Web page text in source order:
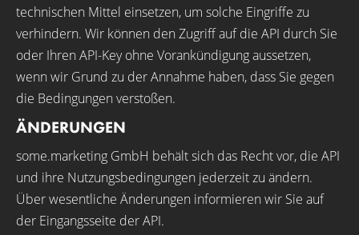
technischen Mittel einsetzen, um solche Eingriffe zu
verhindern. Wir können den Zugriff auf die API durch Sie
oder Ihren API-Key ohne Vorankündigung aussetzen,
wenn wir Grund zu der Annahme haben, dass Sie gegen
die Bedingungen verstoßen.
ÄNDERUNGEN
some.marketing GmbH behält sich das Recht vor, die API
und ihre Nutzungsbedingungen jederzeit zu ändern.
Über wesentliche Änderungen informieren wir Sie auf
der Eingangsseite der API.